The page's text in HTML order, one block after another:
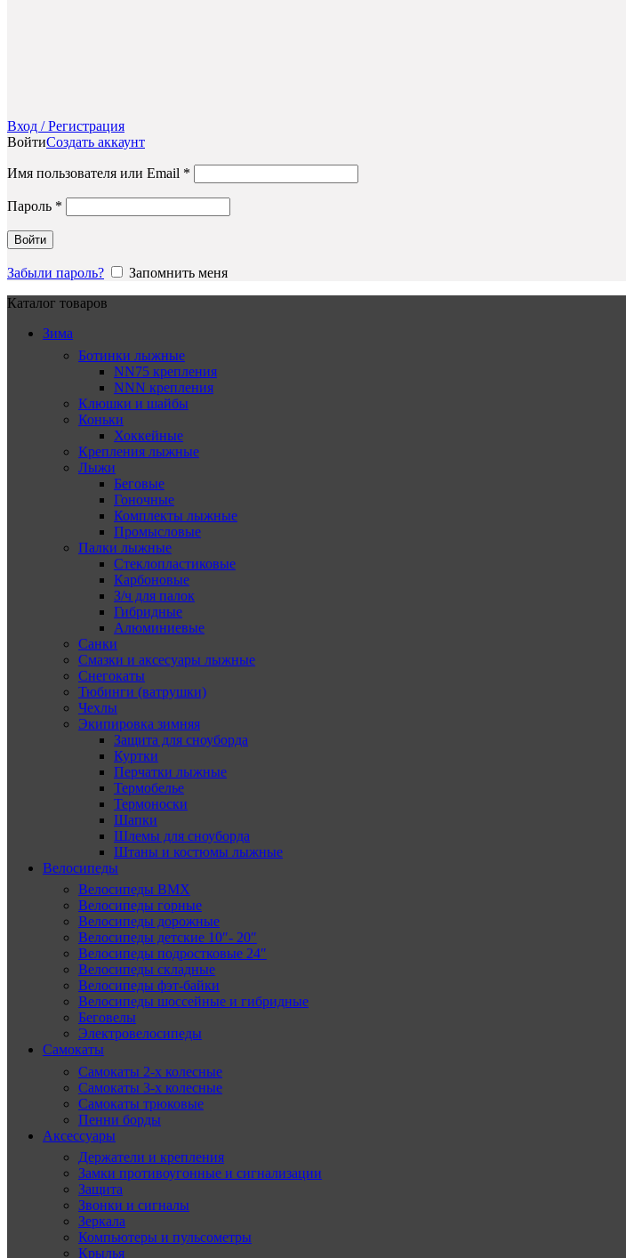
Вход / Регистрация
ВойтиСоздать аккаунт
Имя пользователя или Email *
Пароль *
Войти
Забыли пароль?
Запомнить меня
Каталог товаров
Зима
Ботинки лыжные
NN75 крепления
NNN крепления
Клюшки и шайбы
Коньки
Хоккейные
Крепления лыжные
Лыжи
Беговые
Гоночные
Комплекты лыжные
Промысловые
Палки лыжные
Стеклопластиковые
Карбоновые
З/ч для палок
Гибридные
Алюминиевые
Санки
Смазки и аксесуары лыжные
Снегокаты
Тюбинги (ватрушки)
Чехлы
Экипировка зимняя
Защита для сноуборда
Куртки
Перчатки лыжные
Термобелье
Термоноски
Шапки
Шлемы для сноуборда
Штаны и костюмы лыжные
Велосипеды
Велосипеды BMX
Велосипеды горные
Велосипеды дорожные
Велосипеды детские 10″- 20″
Велосипеды подростковые 24″
Велосипеды складные
Велосипеды фэт-байки
Велосипеды шоссейные и гибридные
Беговелы
Электровелосипеды
Самокаты
Самокаты 2-х колесные
Самокаты 3-х колесные
Самокаты трюковые
Пенни борды
Аксессуары
Держатели и крепления
Замки противоугонные и сигнализации
Защита
Звонки и сигналы
Зеркала
Компьютеры и пульсометры
Крылья